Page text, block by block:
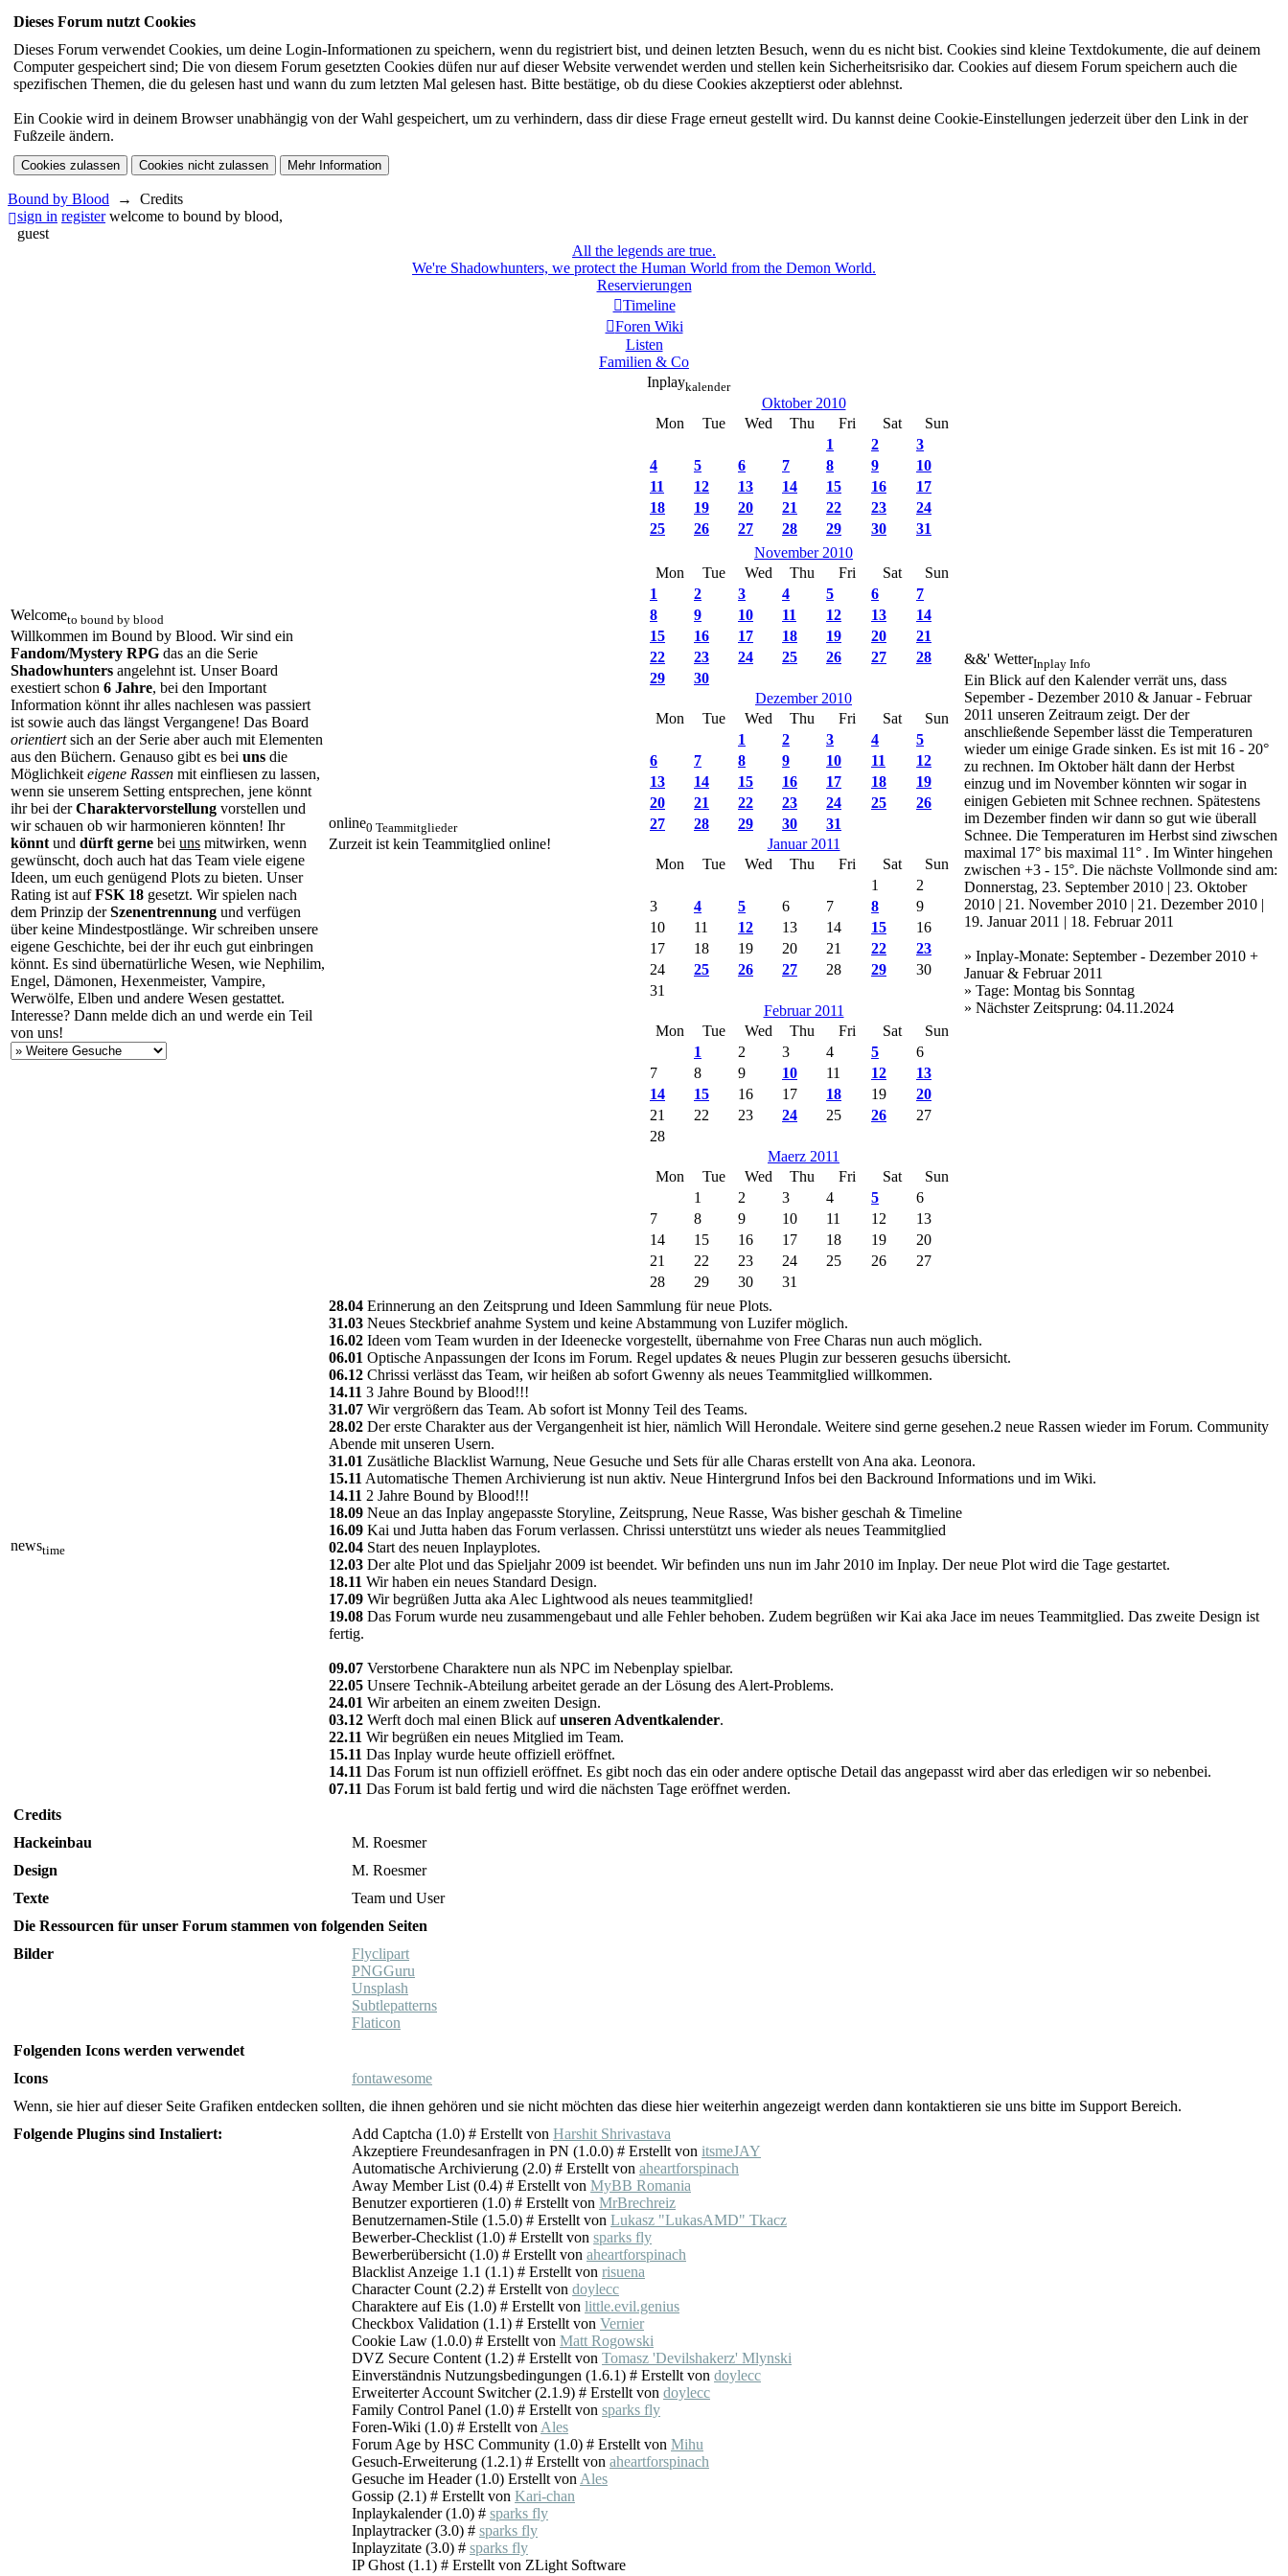
Dieses Forum nutzt Cookies
Dieses Forum verwendet Cookies, um deine Login-Informationen zu speichern, wenn du registriert bist, und deinen letzten Besuch, wenn du es nicht bist. Cookies sind kleine Textdokumente, die auf deinem
Computer gespeichert sind; Die von diesem Forum gesetzten Cookies düfen nur auf dieser Website verwendet werden und stellen kein Sicherheitsrisiko dar. Cookies auf diesem Forum speichern auch die
spezifischen Themen, die du gelesen hast und wann du zum letzten Mal gelesen hast. Bitte bestätige, ob du diese Cookies akzeptierst oder ablehnst.
Ein Cookie wird in deinem Browser unabhängig von der Wahl gespeichert, um zu verhindern, dass dir diese Frage erneut gestellt wird. Du kannst deine Cookie-Einstellungen jederzeit über den Link in der
Fußzeile ändern.
Bound by Blood → Credits
sign in register welcome to bound by blood,
guest
All the legends are true.
We're Shadowhunters, we protect the Human World from the Demon World.
Reservierungen
Timeline
Foren Wiki
Listen
Familien & Co
Welcometo bound by blood
Willkommen im Bound by Blood. Wir sind ein
Fandom/Mystery RPG das an die Serie
Shadowhunters angelehnt ist. Unser Board
exestiert schon 6 Jahre, bei den Important
Information könnt ihr alles nachlesen was passiert
ist sowie auch das längst Vergangene! Das Board
orientiertsich an der Serie aber auch mit Elementen
aus den Büchern. Genauso gibt es bei uns die
Möglichkeit eigene Rassen mit einfliesen zu lassen,
wenn sie unserem Setting entsprechen, jene könnt
ihr bei derCharaktervorstellung vorstellen und
wir schauen ob wir harmonieren könnten! Ihr
könnt und dürft gerne bei uns mitwirken, wenn
gewünscht, doch auch hat das Team viele eigene
Ideen, um euch genügend Plots zu bieten. Unser
Rating ist aufFSK 18 gesetzt. Wir spielen nach
dem Prinzip derSzenentrennung und verfügen
über keine Mindestpostlänge. Wir schreiben unsere
eigene Geschichte, bei der ihr euch gut einbringen
könnt. Es sind übernatürliche Wesen, wie Nephilim,
Engel, Dämonen, Hexenmeister, Vampire,
Werwölfe, Elben und andere Wesen gestattet.
Interesse? Dann melde dich an und werde ein Teil
von uns!
online0 Teammitglieder
Zurzeit ist kein Teammitglied online!
Inplaykalender
Oktober 2010
Mon
Tue Wed Thu Fri Sat
Sun
1
2
3
4
5 6 7 8 9
10
11
12 13 14 15 16
17
18
19 20 21 22 23
24
25
26 27 28 29 30
31
November 2010
Mon
Tue Wed Thu Fri Sat
Sun
1
2 3 4 5 6
7
8
9 10 11 12 13
14
15
16 17 18 19 20
21
22
23 24 25 26 27
28
29
30
Dezember 2010
Mon
Tue Wed Thu Fri Sat
Sun
1
2 3 4
5
6
7 8 9 10 11
12
13
14 15 16 17 18
19
20
21 22 23 24 25
26
27
28 29 30
31
Januar 2011
Mon
Tue Wed Thu Fri Sat
Sun
1
2
3
4 5 6 7 8
9
10
11 12 13 14 15
16
17
18 19 20 21 22
23
24
25 26 27 28 29
30
31
Februar 2011
Mon
Tue Wed Thu Fri Sat
Sun
1
2 3 4 5
6
7
8 9 10 11 12
13
14
15 16 17 18 19
20
21
22 23 24 25 26
27
28
Maerz 2011
Mon
Tue Wed Thu Fri Sat
Sun
1
2 3 4 5
6
7
8 9 10 11 12
13
14
15 16 17 18 19
20
21
22 23 24 25 26
27
28
29 30 31
&&' WetterInplay Info
Ein Blick auf den Kalender verrät uns, dass
Sepember - Dezember 2010 & Januar - Februar
2011 unseren Zeitraum zeigt. Der der
anschließende Sepember lässt die Temperaturen
wieder um einige Grade sinken. Es ist mit 16 - 20°
zu rechnen. Im Oktober hält dann der Herbst
einzug und im November könnten wir sogar in
einigen Gebieten mit Schnee rechnen. Spätestens
im Dezember finden wir dann so gut wie überall
Schnee. Die Temperaturen im Herbst sind ziwschen
maximal 17° bis maximal 11° . Im Winter hingehen
zwischen +3 - 15°. Die nächste Vollmonde sind am:
Donnerstag, 23. September 2010 | 23. Oktober
2010 | 21. November 2010 | 21. Dezember 2010 |
19. Januar 2011 | 18. Februar 2011
» Inplay-Monate: September - Dezember 2010 +
Januar & Februar 2011
» Tage: Montag bis Sonntag
» Nächster Zeitsprung: 04.11.2024
newstime
28.04 Erinnerung an den Zeitsprung und Ideen Sammlung für neue Plots.
31.03 Neues Steckbrief anahme System und keine Abstammung von Luzifer möglich.
16.02 Ideen vom Team wurden in der Ideenecke vorgestellt, übernahme von Free Charas nun auch möglich.
06.01 Optische Anpassungen der Icons im Forum. Regel updates & neues Plugin zur besseren gesuchs übersicht.
06.12 Chrissi verlässt das Team, wir heißen ab sofort Gwenny als neues Teammitglied willkommen.
14.11 3 Jahre Bound by Blood!!!
31.07 Wir vergrößern das Team. Ab sofort ist Monny Teil des Teams.
28.02 Der erste Charakter aus der Vergangenheit ist hier, nämlich Will Herondale. Weitere sind gerne gesehen.2 neue Rassen wieder im Forum. Community
Abende mit unseren Usern.
31.01 Zusätliche Blacklist Warnung, Neue Gesuche und Sets für alle Charas erstellt von Ana aka. Leonora.
15.11 Automatische Themen Archivierung ist nun aktiv. Neue Hintergrund Infos bei den Backround Informations und im Wiki.
14.11 2 Jahre Bound by Blood!!!
18.09 Neue an das Inplay angepasste Storyline, Zeitsprung, Neue Rasse, Was bisher geschah & Timeline
16.09 Kai und Jutta haben das Forum verlassen. Chrissi unterstützt uns wieder als neues Teammitglied
02.04 Start des neuen Inplayplotes.
12.03 Der alte Plot und das Spieljahr 2009 ist beendet. Wir befinden uns nun im Jahr 2010 im Inplay. Der neue Plot wird die Tage gestartet.
18.11 Wir haben ein neues Standard Design.
17.09 Wir begrüßen Jutta aka Alec Lightwood als neues teammitglied!
19.08 Das Forum wurde neu zusammengebaut und alle Fehler behoben. Zudem begrüßen wir Kai aka Jace im neues Teammitglied. Das zweite Design ist
fertig.
09.07 Verstorbene Charaktere nun als NPC im Nebenplay spielbar.
22.05 Unsere Technik-Abteilung arbeitet gerade an der Lösung des Alert-Problems.
24.01 Wir arbeiten an einem zweiten Design.
03.12 Werft doch mal einen Blick aufunseren Adventkalender.
22.11 Wir begrüßen ein neues Mitglied im Team.
15.11 Das Inplay wurde heute offiziell eröffnet.
14.11 Das Forum ist nun offiziell eröffnet. Es gibt noch das ein oder andere optische Detail das angepasst wird aber das erledigen wir so nebenbei.
07.11 Das Forum ist bald fertig und wird die nächsten Tage eröffnet werden.
Credits
Hackeinbau
M. Roesmer
Design
M. Roesmer
Texte
Team und User
Die Ressourcen für unser Forum stammen von folgenden Seiten
Bilder
Flyclipart
PNGGuru
Unsplash
Subtlepatterns
Flaticon
Folgenden Icons werden verwendet
Icons
fontawesome
Wenn, sie hier auf dieser Seite Grafiken entdecken sollten, die ihnen gehören und sie nicht möchten das diese hier weiterhin angezeigt werden dann kontaktieren sie uns bitte im Support Bereich.
Folgende Plugins sind Instaliert:
Add Captcha (1.0) # Erstellt von Harshit Shrivastava
Akzeptiere Freundesanfragen in PN (1.0.0) # Erstellt von itsmeJAY
Automatische Archivierung (2.0) # Erstellt von aheartforspinach
Away Member List (0.4) # Erstellt von MyBB Romania
Benutzer exportieren (1.0) # Erstellt von MrBrechreiz
Benutzernamen-Stile (1.5.0) # Erstellt von Lukasz "LukasAMD" Tkacz
Bewerber-Checklist (1.0) # Erstellt von sparks fly
Bewerberübersicht (1.0) # Erstellt von aheartforspinach
Blacklist Anzeige 1.1 (1.1) # Erstellt von risuena
Character Count (2.2) # Erstellt von doylecc
Charaktere auf Eis (1.0) # Erstellt von little.evil.genius
Checkbox Validation (1.1) # Erstellt von Vernier
Cookie Law (1.0.0) # Erstellt von Matt Rogowski
DVZ Secure Content (1.2) # Erstellt von Tomasz 'Devilshakerz' Mlynski
Einverständnis Nutzungsbedingungen (1.6.1) # Erstellt von doylecc
Erweiterter Account Switcher (2.1.9) # Erstellt von doylecc
Family Control Panel (1.0) # Erstellt von sparks fly
Foren-Wiki (1.0) # Erstellt von Ales
Forum Age by HSC Community (1.0) # Erstellt von Mihu
Gesuch-Erweiterung (1.2.1) # Erstellt von aheartforspinach
Gesuche im Header (1.0) Erstellt von Ales
Gossip (2.1) # Erstellt von Kari-chan
Inplaykalender (1.0) # sparks fly
Inplaytracker (3.0) # sparks fly
Inplayzitate (3.0) # sparks fly
IP Ghost (1.1) # Erstellt von ZLight Software